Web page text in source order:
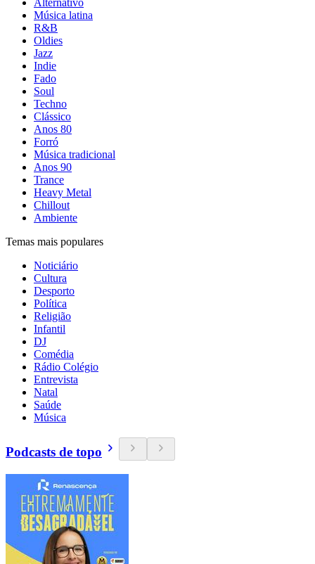
Alternativo
Música latina
R&B
Oldies
Jazz
Indie
Fado
Soul
Techno
Clássico
Anos 80
Forró
Música tradicional
Anos 90
Trance
Heavy Metal
Chillout
Ambiente
Temas mais populares
Noticiário
Cultura
Desporto
Política
Religião
Infantil
DJ
Comédia
Rádio Colégio
Entrevista
Natal
Saúde
Música
Podcasts de topo